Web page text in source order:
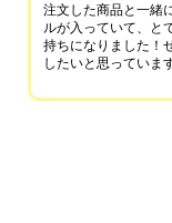
注文した商品と一緒
ルが入っていて、と
持ちになりました！
したいと思っています